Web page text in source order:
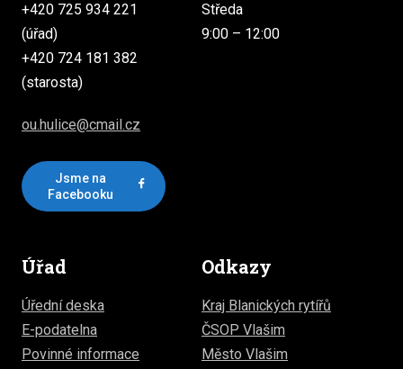
+420 725 934 221
(úřad)
+420 724 181 382
(starosta)
ou.hulice@cmail.cz
Jsme na
Facebooku
Středa
9:00 – 12:00
Úřad
Úřední deska
E-podatelna
Povinné informace
Odkazy
Kraj Blanických rytířů
ČSOP Vlašim
Město Vlašim